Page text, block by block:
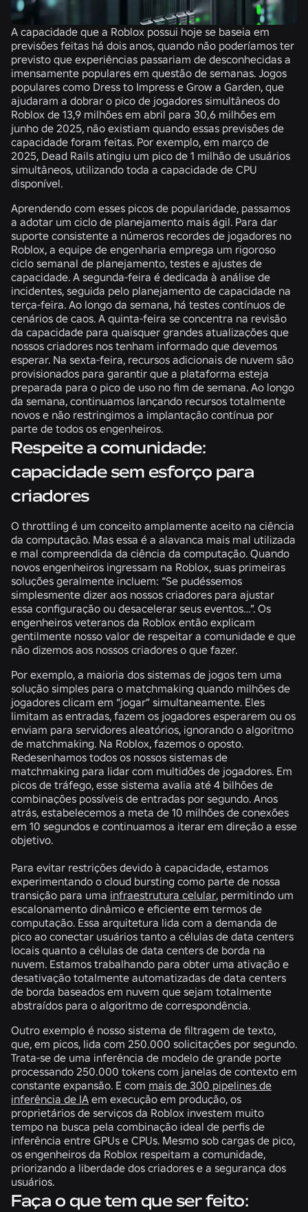
A capacidade que a Roblox possui hoje se baseia em
previsões feitas há dois anos, quando não poderíamos ter
previsto que experiências passariam de desconhecidas a
imensamente populares em questão de semanas. Jogos
populares como Dress to Impress e Grow a Garden, que
ajudaram a dobrar o pico de jogadores simultâneos do
Roblox de 13,9 milhões em abril para 30,6 milhões em
junho de 2025, não existiam quando essas previsões de
capacidade foram feitas. Por exemplo, em março de
2025, Dead Rails atingiu um pico de 1 milhão de usuários
simultâneos, utilizando toda a capacidade de CPU
disponível.
Aprendendo com esses picos de popularidade, passamos
a adotar um ciclo de planejamento mais ágil. Para dar
suporte consistente a números recordes de jogadores no
Roblox, a equipe de engenharia emprega um rigoroso
ciclo semanal de planejamento, testes e ajustes de
capacidade. A segunda-feira é dedicada à análise de
incidentes, seguida pelo planejamento de capacidade na
terça-feira. Ao longo da semana, há testes contínuos de
cenários de caos. A quinta-feira se concentra na revisão
da capacidade para quaisquer grandes atualizações que
nossos criadores nos tenham informado que devemos
esperar. Na sexta-feira, recursos adicionais de nuvem são
provisionados para garantir que a plataforma esteja
preparada para o pico de uso no fim de semana. Ao longo
da semana, continuamos lançando recursos totalmente
novos e não restringimos a implantação contínua por
parte de todos os engenheiros.
Respeite a comunidade:
capacidade sem esforço para
criadores
O throttling é um conceito amplamente aceito na ciência
da computação. Mas essa é a alavanca mais mal utilizada
e mal compreendida da ciência da computação. Quando
novos engenheiros ingressam na Roblox, suas primeiras
soluções geralmente incluem: “Se pudéssemos
simplesmente dizer aos nossos criadores para ajustar
essa configuração ou desacelerar seus eventos…”. Os
engenheiros veteranos da Roblox então explicam
gentilmente nosso valor de respeitar a comunidade e que
não dizemos aos nossos criadores o que fazer.
Por exemplo, a maioria dos sistemas de jogos tem uma
solução simples para o matchmaking quando milhões de
jogadores clicam em “jogar” simultaneamente. Eles
limitam as entradas, fazem os jogadores esperarem ou os
enviam para servidores aleatórios, ignorando o algoritmo
de matchmaking. Na Roblox, fazemos o oposto.
Redesenhamos todos os nossos sistemas de
matchmaking para lidar com multidões de jogadores. Em
picos de tráfego, esse sistema avalia até 4 bilhões de
combinações possíveis de entradas por segundo. Anos
atrás, estabelecemos a meta de 10 milhões de conexões
em 10 segundos e continuamos a iterar em direção a esse
objetivo.
Para evitar restrições devido à capacidade, estamos
experimentando o cloud bursting como parte de nossa
transição para uma infraestrutura celular, permitindo um
escalonamento dinâmico e eficiente em termos de
computação. Essa arquitetura lida com a demanda de
pico ao conectar usuários tanto a células de data centers
locais quanto a células de data centers de borda na
nuvem. Estamos trabalhando para obter uma ativação e
desativação totalmente automatizadas de data centers
de borda baseados em nuvem que sejam totalmente
abstraídos para o algoritmo de correspondência.
Outro exemplo é nosso sistema de filtragem de texto,
que, em picos, lida com 250.000 solicitações por segundo.
Trata-se de uma inferência de modelo de grande porte
processando 250.000 tokens com janelas de contexto em
constante expansão. E com mais de 300 pipelines de
inferência de IA em execução em produção, os
proprietários de serviços da Roblox investem muito
tempo na busca pela combinação ideal de perfis de
inferência entre GPUs e CPUs. Mesmo sob cargas de pico,
os engenheiros da Roblox respeitam a comunidade,
priorizando a liberdade dos criadores e a segurança dos
usuários.
Faça o que tem que ser feito: